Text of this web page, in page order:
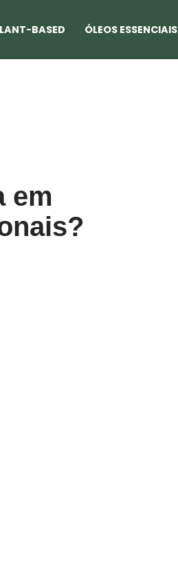
BASED ÓLEOS ESSENCIAIS
em